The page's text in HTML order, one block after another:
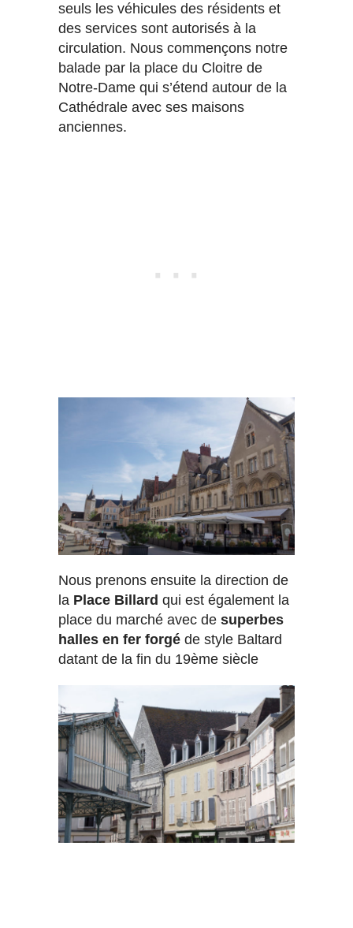
seuls les véhicules des résidents et
des services sont autorisés à la
circulation. Nous commençons notre
balade par la place du Cloitre de
Notre-Dame qui s’étend autour de la
Cathédrale avec ses maisons
anciennes.
Nous prenons ensuite la direction de
la Place Billard qui est également la
place du marché avec de superbes
halles en fer forgé de style Baltard
datant de la fin du 19ème siècle